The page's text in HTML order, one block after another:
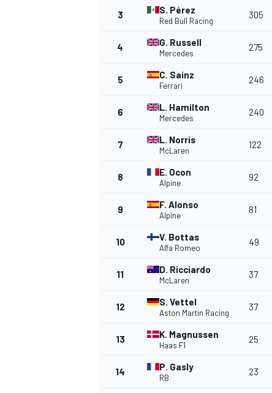
MOTOGP
3 S. Pérez
Red Bull Racing
305
4 G. Russell
Mercedes
275
5 C. Sainz
Ferrari
246
6 L. Hamilton
Mercedes
240
7 L. Norris
McLaren
122
8 E. Ocon
Alpine
92
9 F. Alonso
Alpine
81
10 V. Bottas
Alfa Romeo
49
11 D. Ricciardo
McLaren
37
12 S. Vettel
Aston Martin Racing
37
13 K. Magnussen
Haas F1
25
14 P. Gasly
RB
23